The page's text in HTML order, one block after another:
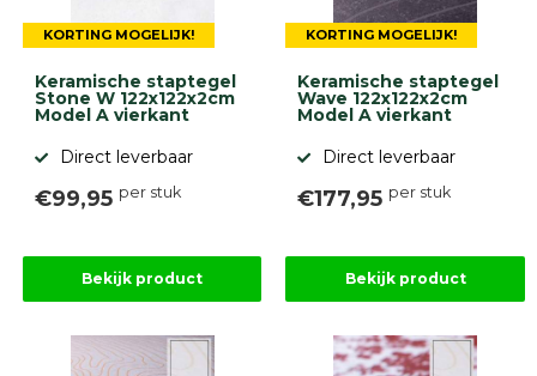
KORTING MOGELIJK!
Keramische staptegel
Stone W 122x122x2cm
Model A vierkant
Direct leverbaar
€99,95 per stuk
Bekijk product
KORTING MOGELIJK!
Keramische staptegel
Wave 122x122x2cm
Model A vierkant
Direct leverbaar
€177,95 per stuk
Bekijk product